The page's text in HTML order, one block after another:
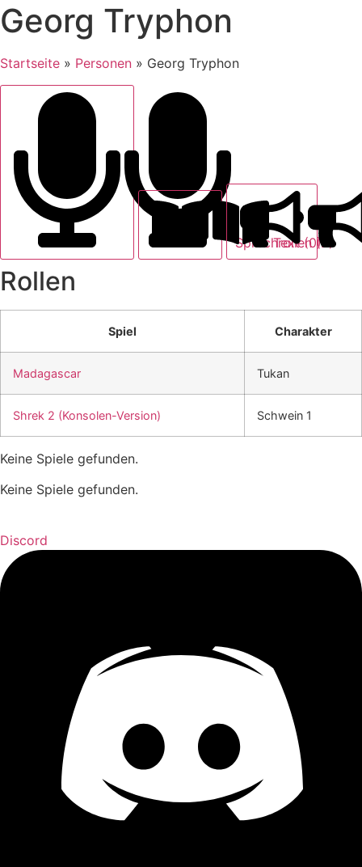
Georg Tryphon
Startseite » Personen » Georg Tryphon
Sprechrollen (2)
Text (0)
Rollen
Spiel Charakter
Madagascar Tukan
Shrek 2 (Konsolen-Version) Schwein 1
Keine Spiele gefunden.
Keine Spiele gefunden.
Discord